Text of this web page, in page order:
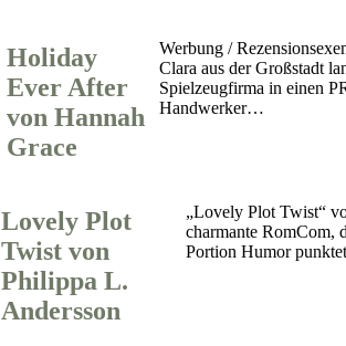
Holiday
Ever After
von Hannah
Grace
Werbung /
Clara aus der Großstadt
Spielzeugfirma in einen
Handwerker…
Lovely Plot
Twist von
Philippa L.
Andersson
„Lovely Plot Twist“
charmante RomCom,
Portion Humor